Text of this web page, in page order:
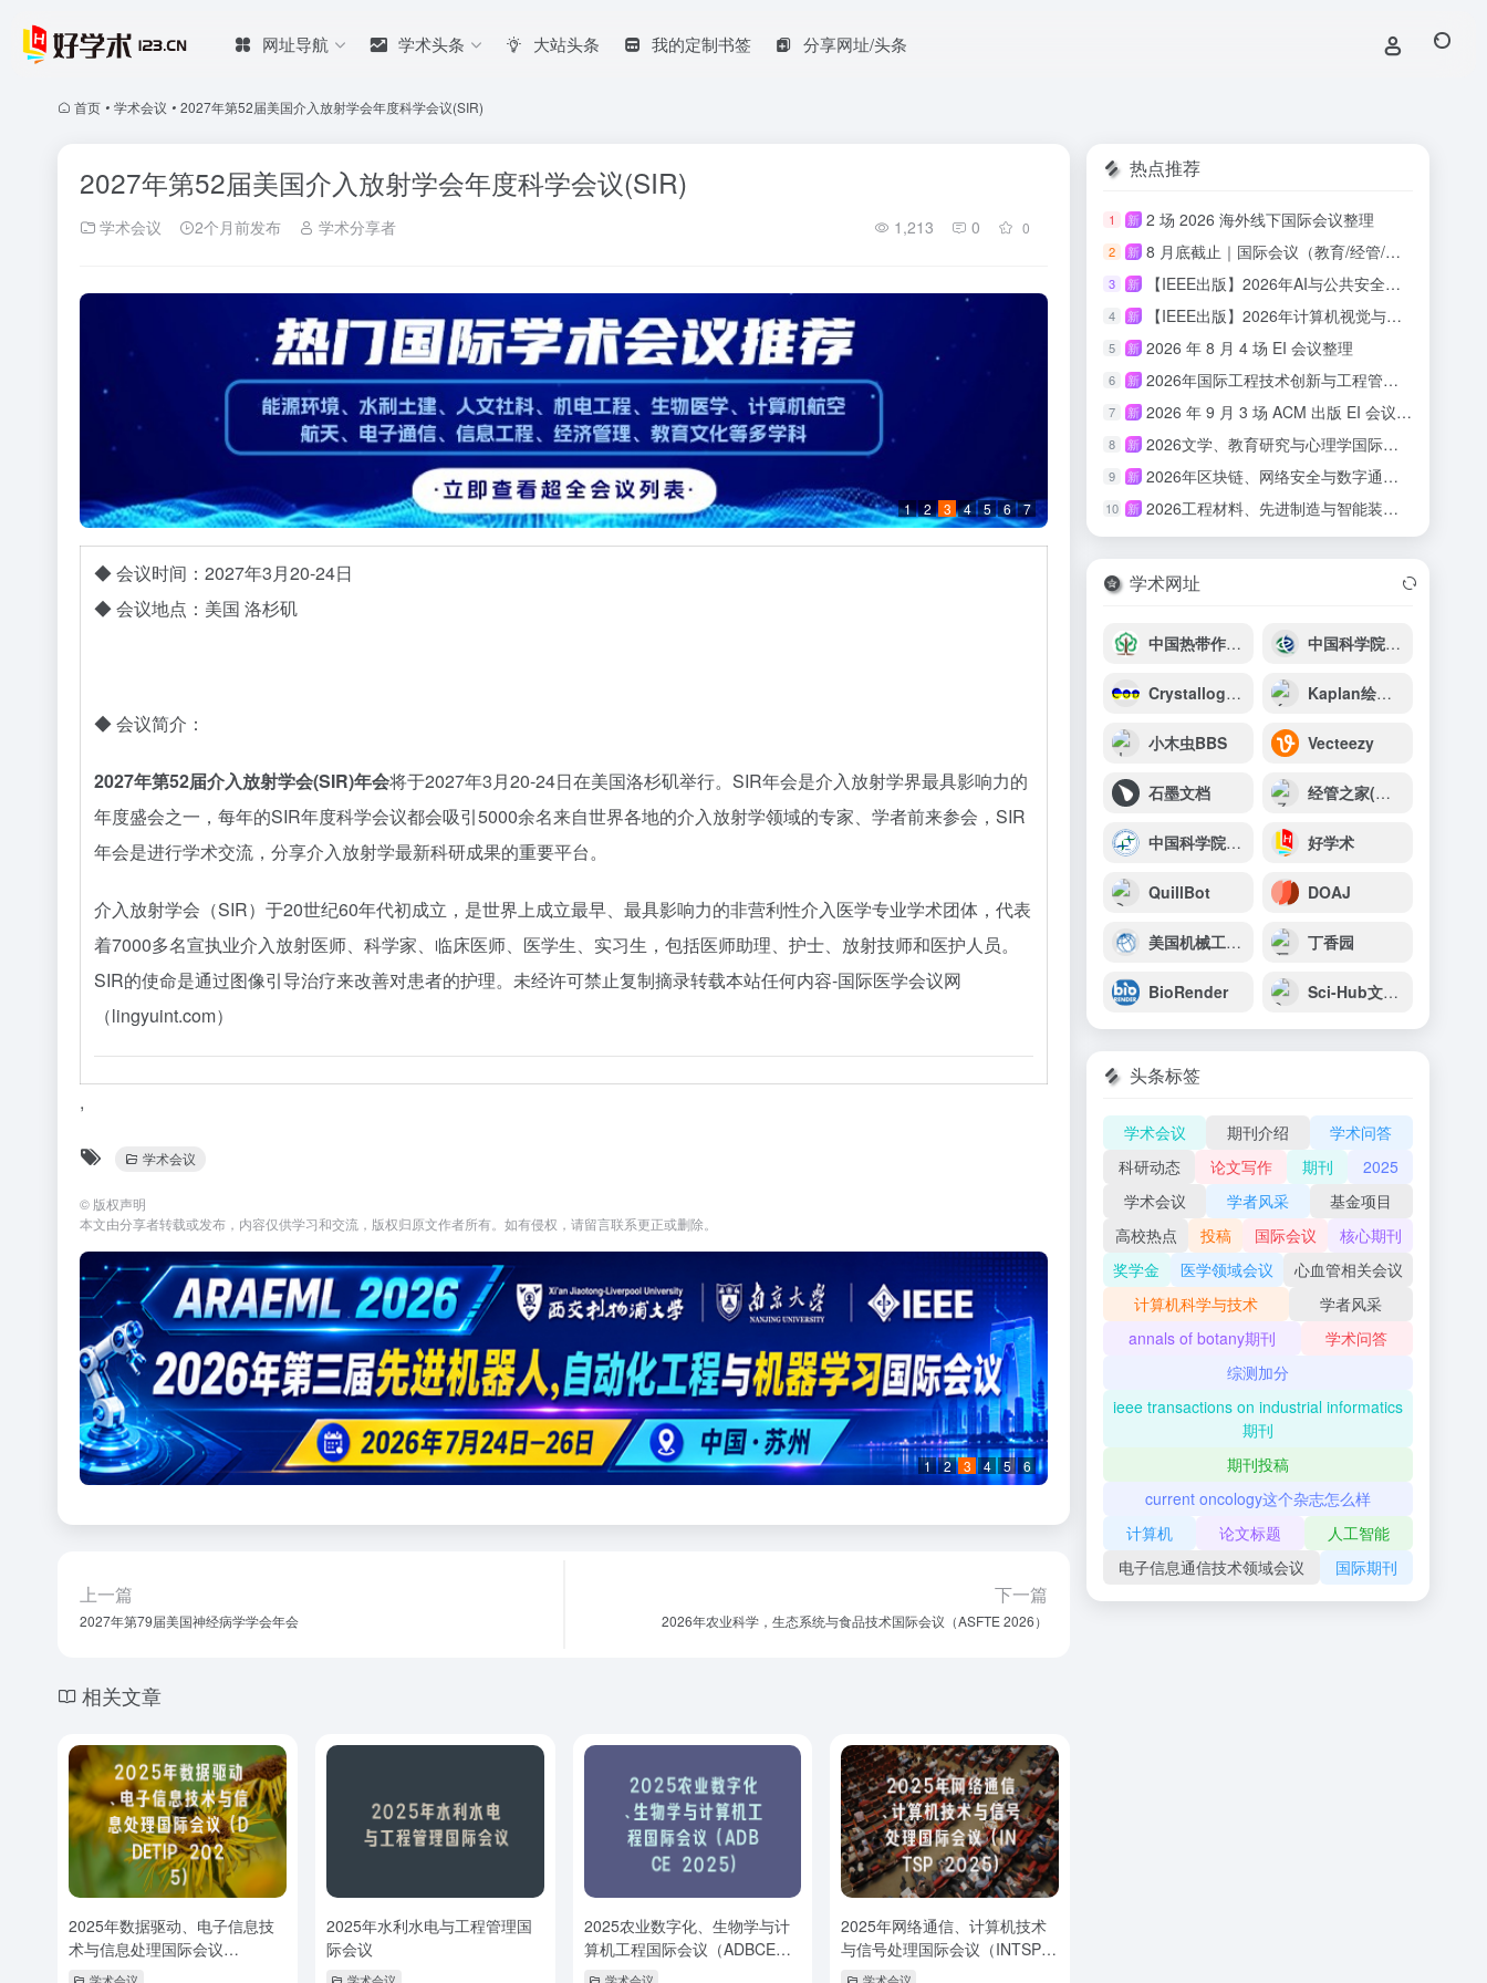
网址导航 学术头条 大站头条 我的定制书签 分享网址/头条
首页 • 学术会议 • 2027年第52届美国介入放射学会年度科学会议(SIR)
2027年第52届美国介入放射学会年度科学会议(SIR)
学术会议 2个月前发布 学术分享者 1,213 0 0
1 2 3 4 5 6 7
◆ 会议时间：2027年3月20-24日
◆ 会议地点：美国 洛杉矶
◆ 会议简介：
2027年第52届介入放射学会(SIR)年会将于2027年3月20-24日在美国洛杉矶举行。SIR年会是介入放射学界最具影响力的
年度盛会之一，每年的SIR年度科学会议都会吸引5000余名来自世界各地的介入放射学领域的专家、学者前来参会，SIR
年会是进行学术交流，分享介入放射学最新科研成果的重要平台。
介入放射学会（SIR）于20世纪60年代初成立，是世界上成立最早、最具影响力的非营利性介入医学专业学术团体，代表
着7000多名宣执业介入放射医师、科学家、临床医师、医学生、实习生，包括医师助理、护士、放射技师和医护人员。
SIR的使命是通过图像引导治疗来改善对患者的护理。未经许可禁止复制摘录转载本站任何内容-国际医学会议网
（lingyuint.com）
,
学术会议
© 版权声明
本文由分享者转载或发布，内容仅供学习和交流，版权归原文作者所有。如有侵权，请留言联系更正或删除。
1 2 3 4 5 6
上一篇
2027年第79届美国神经病学学会年会
下一篇
2026年农业科学，生态系统与食品技术国际会议（ASFTE 2026）
相关文章
2025年数据驱动、电子信息技
术与信息处理国际会议
（DDETIP 2025）
学术会议
2025年水利水电与工程管理国
际会议
学术会议
2025农业数字化、生物学与计
算机工程国际会议（ADBCE
2025）
学术会议
2025年网络通信、计算机技术
与信号处理国际会议（INTSP
2025）
学术会议
热点推荐
1 新 2 场 2026 海外线下国际会议整理
2 新 8 月底截止｜国际会议（教育/经管/心理/传媒/人文适用）
3 新 【IEEE出版】2026年AI与公共安全国际学术会议
4 新 【IEEE出版】2026年计算机视觉与具身智能国际学术会议
5 新 2026 年 8 月 4 场 EI 会议整理
6 新 2026年国际工程技术创新与工程管理研讨会 （ISETIM 2026）
7 新 2026 年 9 月 3 场 ACM 出版 EI 会议汇总
8 新 2026文学、教育研究与心理学国际会议(ICLERP 2026)
9 新 2026年区块链、网络安全与数字通信国际会议（ICBCBC 2026）
10 新 2026工程材料、先进制造与智能装备国际会议（ICEMAMIE 2026）
学术网址
中国热带作物种质资源信息网 中国科学院电工研究所
Crystallography Open Database（COD） Kaplan绘图器
小木虫BBS ​​Vecteezy
石墨文档 经管之家(原经济论坛)
中国科学院北京基因组研究所（国家生物信息中心） 好学术
QuillBot DOAJ
美国机械工程师协会（ASME） 丁香园
BioRender Sci-Hub文献检索
头条标签
学术会议 期刊介绍
学术问答
科研动态
论文写作 期刊
2025
学术会议
学者风采
基金项目
高校热点
投稿 国际会议
核心期刊
奖学金
医学领域会议
心血管相关会议
计算机科学与技术
学者风采
annals of botany期刊
学术问答
综测加分
ieee transactions on industrial informatics
期刊
期刊投稿
current oncology这个杂志怎么样
计算机
论文标题
人工智能
电子信息通信技术领域会议
国际期刊
最新IF！23000+ SCI、EI期刊画像、历史数据查询、对比分析